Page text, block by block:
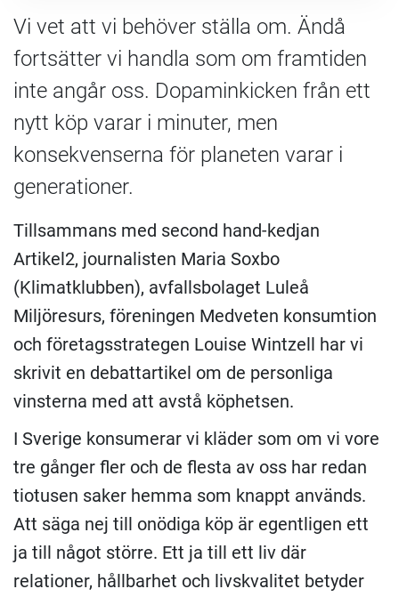
Vi vet att vi behöver ställa om. Ändå
fortsätter vi handla som om framtiden
inte angår oss. Dopaminkicken från ett
nytt köp varar i minuter, men
konsekvenserna för planeten varar i
generationer.
Tillsammans med second hand-kedjan
Artikel2, journalisten Maria Soxbo
(Klimatklubben), avfallsbolaget Luleå
Miljöresurs, föreningen Medveten konsumtion
och företagsstrategen Louise Wintzell har vi
skrivit en debattartikel om de personliga
vinsterna med att avstå köphetsen.
I Sverige konsumerar vi kläder som om vi vore
tre gånger fler och de flesta av oss har redan
tiotusen saker hemma som knappt används.
Att säga nej till onödiga köp är egentligen ett
ja till något större. Ett ja till ett liv där
relationer, hållbarhet och livskvalitet betyder